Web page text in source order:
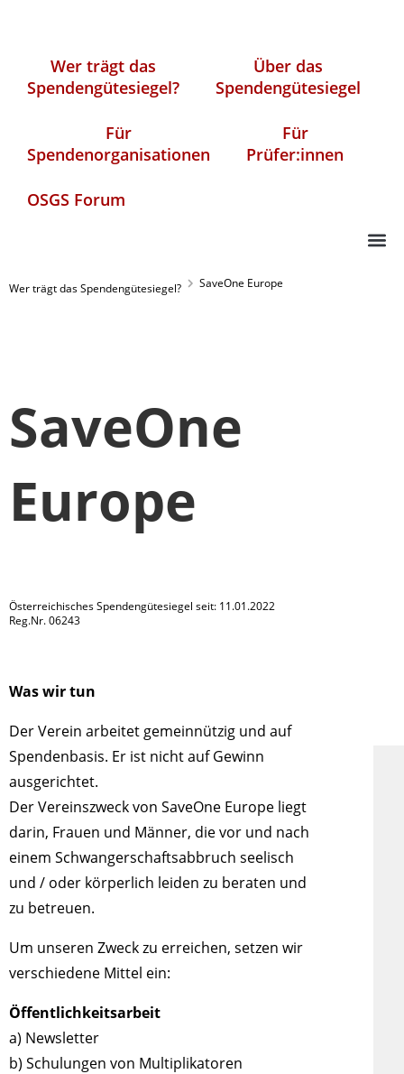
Wer trägt das
Spendengütesiegel?
Über das
Spendengütesiegel
Für
Spendenorganisationen
Für
Prüfer:innen
OSGS Forum
Wer trägt das Spendengütesiegel? SaveOne Europe
SaveOne
Europe
Österreichisches Spendengütesiegel seit: 11.01.2022
Reg.Nr. 06243
Was wir tun
Der Verein arbeitet gemeinnützig und auf
Spendenbasis. Er ist nicht auf Gewinn
ausgerichtet.
Der Vereinszweck von SaveOne Europe liegt
darin, Frauen und Männer, die vor und nach
einem Schwangerschaftsabbruch seelisch
und / oder körperlich leiden zu beraten und
zu betreuen.
Um unseren Zweck zu erreichen, setzen wir
verschiedene Mittel ein:
Öffentlichkeitsarbeit
a) Newsletter
b) Schulungen von Multiplikatoren